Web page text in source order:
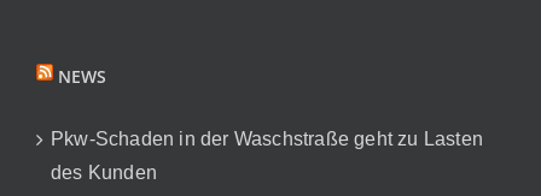
NEWS
Pkw-Schaden in der Waschstraße geht zu Lasten
des Kunden